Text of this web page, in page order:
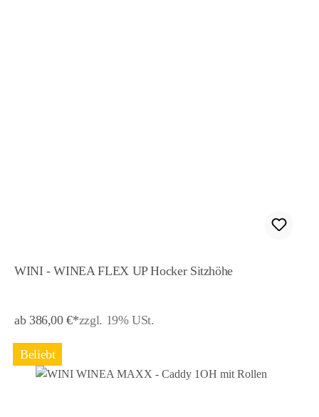
WINI - WINEA FLEX UP Hocker Sitzhöhe
ab 386,00 €*zzgl. 19% USt.
Beliebt